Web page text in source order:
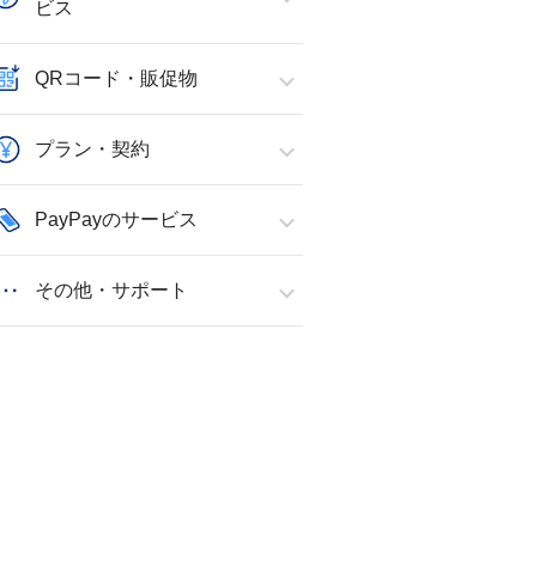
ビス
QRコード・販促物
プラン・契約
PayPayのサービス
その他・サポート